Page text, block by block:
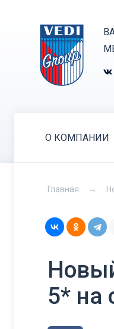
О КОМПАНИИ
Главная
5* на